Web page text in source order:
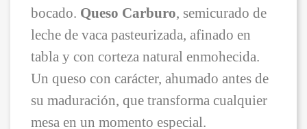
bocado. Queso Carburo, semicurado de
leche de vaca pasteurizada, afinado en
tabla y con corteza natural enmohecida.
Un queso con carácter, ahumado antes de
su maduración, que transforma cualquier
mesa en un momento especial.